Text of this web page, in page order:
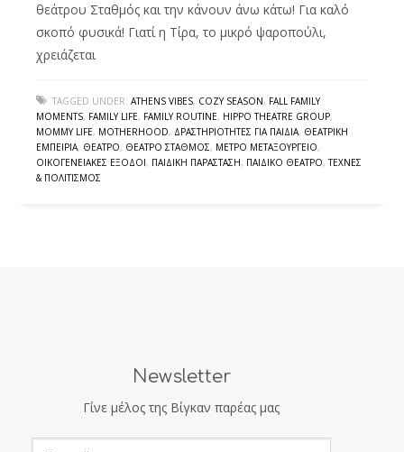
θεάτρου Σταθμός και την κάνουν άνω κάτω! Για καλό
σκοπό φυσικά! Γιατί η Τίρα, το μικρό ψαροπούλι,
χρειάζεται
TAGGED UNDER: ATHENS VIBES, COZY SEASON, FALL FAMILY
MOMENTS, FAMILY LIFE, FAMILY ROUTINE, HIPPO THEATRE GROUP,
MOMMY LIFE, MOTHERHOOD, ΔΡΑΣΤΗΡΙΌΤΗΤΕΣ ΓΙΑ ΠΑΙΔΙΆ, ΘΕΑΤΡΙΚΉ
ΕΜΠΕΙΡΊΑ, ΘΈΑΤΡΟ, ΘΈΑΤΡΟ ΣΤΑΘΜΌΣ, ΜΕΤΡΌ ΜΕΤΑΞΟΥΡΓΕΊΟ,
ΟΙΚΟΓΕΝΕΙΑΚΈΣ ΈΞΟΔΟΙ, ΠΑΙΔΙΚΉ ΠΑΡΆΣΤΑΣΗ, ΠΑΙΔΙΚΌ ΘΈΑΤΡΟ,ΤΈΧΝΕΣ
& ΠΟΛΙΤΙΣΜΌΣ
Newsletter
Γίνε μέλος της Βίγκαν παρέας μας